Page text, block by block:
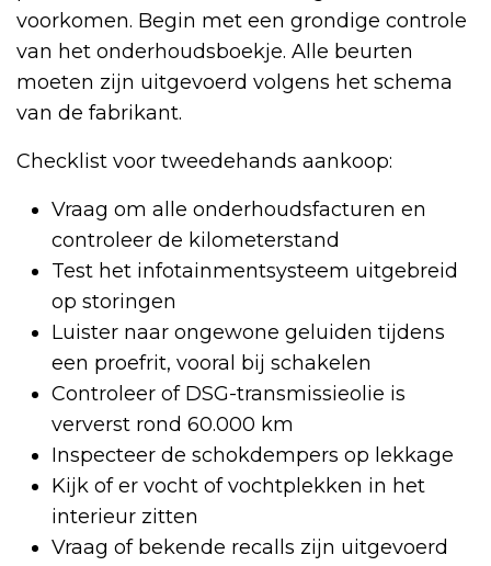
voorkomen. Begin met een grondige controle
van het onderhoudsboekje. Alle beurten
moeten zijn uitgevoerd volgens het schema
van de fabrikant.
Checklist voor tweedehands aankoop:
Vraag om alle onderhoudsfacturen en
controleer de kilometerstand
Test het infotainmentsysteem uitgebreid
op storingen
Luister naar ongewone geluiden tijdens
een proefrit, vooral bij schakelen
Controleer of DSG-transmissieolie is
ververst rond 60.000 km
Inspecteer de schokdempers op lekkage
Kijk of er vocht of vochtplekken in het
interieur zitten
Vraag of bekende recalls zijn uitgevoerd